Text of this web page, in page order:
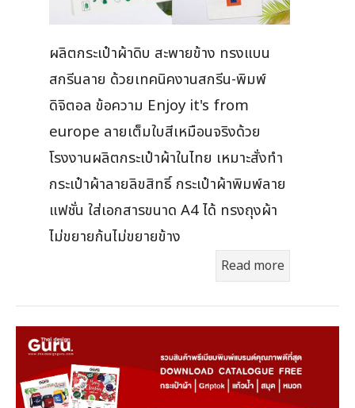
ผลิตกระเป๋าผ้าดิบ สะพายข้าง ทรงแบน
สกรีนลาย ด้วยเทคนิคงานสกรีน-พิมพ์
ดิจิตอล ข้อความ Enjoy it's from
europe ลายเต็มใบสีเหมือนจริงด้วย
โรงงานผลิตกระเป๋าผ้าในไทย เหมาะสั่งทำ
กระเป๋าผ้าลายลิขสิทธิ์ กระเป๋าผ้าพิมพ์ลาย
แฟชั่น ใส่เอกสารขนาด A4 ได้ ทรงถุงผ้า
ไม่ขยายก้นไม่ขยายข้าง
Read more